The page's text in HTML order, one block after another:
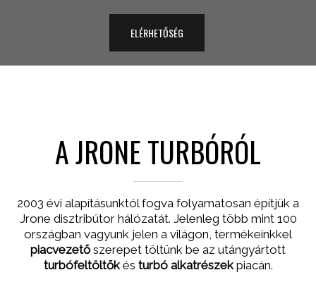
ELÉRHETŐSÉG
A JRONE TURBÓRÓL
2003 évi alapításunktól fogva folyamatosan építjük a
Jrone disztribútor hálózatát. Jelenleg több mint 100
országban vagyunk jelen a világon, termékeinkkel
piacvezetőszerepet töltünk be az utángyártott
turbófeltöltőkés turbó alkatrészekpiacán.